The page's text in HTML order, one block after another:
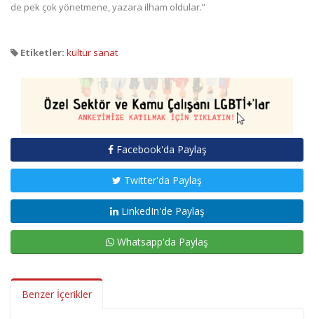
de pek çok yönetmene, yazara ilham oldular.”
Etiketler: kültür sanat
Facebook'da Paylaş
Twitter'da Paylaş
LinkedIn'de Paylaş
Whatsapp'da Paylaş
Benzer İçerikler